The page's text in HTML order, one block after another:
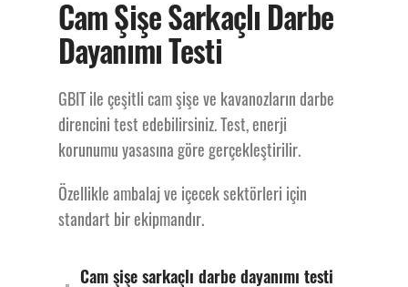
Sarkaçlı Darbe
Dayanımı Test
Cihazı
Cam Şişe
Cam Şişe Sarkaçlı Darbe
Dayanımı Testi
GBIT ile çeşitli cam şişe ve kavanozların darbe
direncini test edebilirsiniz. Test, enerji
korunumu yasasına göre gerçekleştirilir.
Özellikle ambalaj ve içecek sektörleri için
standart bir ekipmandır.
Cam şişe sarkaçlı darbe dayanımı testi